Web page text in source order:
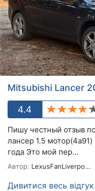
Mitsubishi Lancer
4.4
Пишу честный отзыв
лансер 1.5
года Это мой пер...
Автор: LexusFanLiverpo...
Дивитися весь відгук